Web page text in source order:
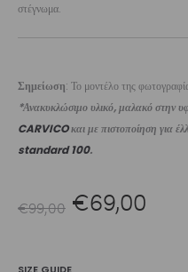
στέγνωμα.
Σημείωση: Το μοντέλο της
*Ανακυκλώσιμο υλικό, μαλακό στην
CARVICOκαι με πιστοποίηση για
standard 100.
€99,00 Original
€69,00